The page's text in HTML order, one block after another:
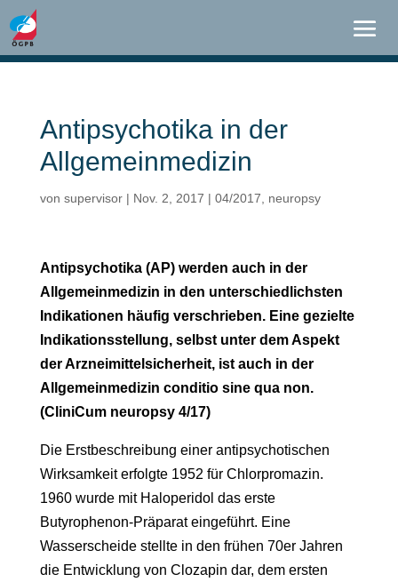
Antipsychotika in der
Allgemeinmedizin
von supervisor| Nov. 2, 2017 | 04/2017 neuropsy
Antipsychotika (AP) werden auch in der
Allgemeinmedizin in den unterschiedlichsten
Indikationen häufig verschrieben. Eine gezielte
Indikationsstellung, selbst unter dem Aspekt
der Arzneimittelsicherheit, ist auch in der
Allgemeinmedizin conditio sine qua non.
(CliniCum neuropsy 4/17)
Die Erstbeschreibung einer antipsychotischen
Wirksamkeit erfolgte 1952 für Chlorpromazin.
1960 wurde mit Haloperidol das erste
Butyrophenon-Präparat eingeführt. Eine
Wasserscheide stellte in den frühen 70er Jahren
die Entwicklung von Clozapin dar, dem ersten